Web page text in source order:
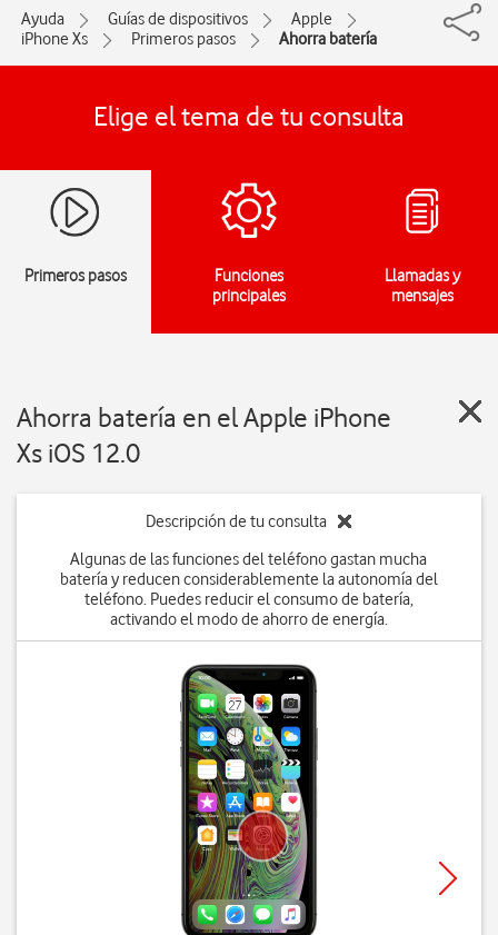
Ayuda Guías de dispositivos
Apple
iPhone Xs
Primeros pasos Ahorra batería
Elige el tema de tu consulta
Primeros pasos
Funciones
principales
Llamadas y
mensajes
Ahorra batería en el Apple iPhone
Xs iOS 12.0
Descripción de tu consulta
Algunas de las funciones del teléfono gastan mucha
batería y reducen considerablemente la autonomía del
teléfono. Puedes reducir el consumo de batería,
activando el modo de ahorro de energía.